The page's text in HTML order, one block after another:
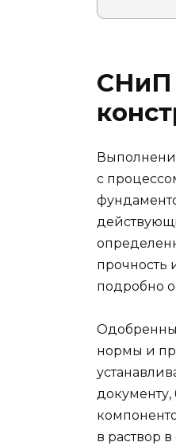
СНиП
с
прочность
подробно
нормы и
в раствор